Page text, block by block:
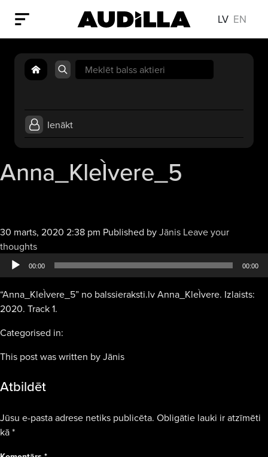
LV EN
Search
for:
Ienākt
Anna_KleÌvere_5
30 marts, 2020 2:38 pm Published byJānis Leave your
thoughtsAudio
atskaņotājs
00:00 00:00
“Anna_KleÌvere_5” no balssieraksti.lv Anna_KleÌvere. Izlaists:
2020. Track 1.
Categorised in:
This post was written by Jānis
Atbildēt
Jūsu e-pasta adrese netiks publicēta. Obligātie lauki ir atzīmēti
kā*